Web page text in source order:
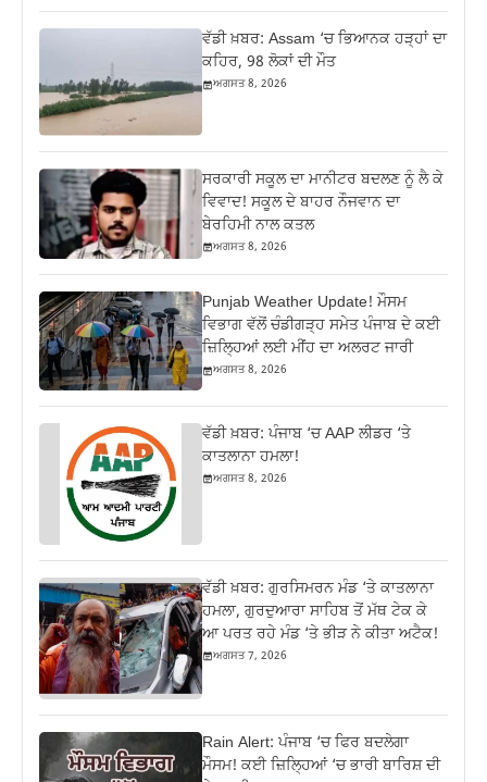
ਵੱਡੀ ਖ਼ਬਰ: Assam ‘ਚ ਭਿਆਨਕ ਹੜ੍ਹਾਂ ਦਾ
ਕਹਿਰ, 98 ਲੋਕਾਂ ਦੀ ਮੌਤ
ਅਗਸਤ 8, 2026
ਸਰਕਾਰੀ ਸਕੂਲ ਦਾ ਮਾਨੀਟਰ ਬਦਲਣ ਨੂੰ ਲੈ ਕੇ
ਵਿਵਾਦ! ਸਕੂਲ ਦੇ ਬਾਹਰ ਨੌਜਵਾਨ ਦਾ
ਬੇਰਹਿਮੀ ਨਾਲ ਕਤਲ
ਅਗਸਤ 8, 2026
Punjab Weather Update! ਮੌਸਮ
ਵਿਭਾਗ ਵੱਲੋਂ ਚੰਡੀਗੜ੍ਹ ਸਮੇਤ ਪੰਜਾਬ ਦੇ ਕਈ
ਜ਼ਿਲ੍ਹਿਆਂ ਲਈ ਮੀਂਹ ਦਾ ਅਲਰਟ ਜਾਰੀ
ਅਗਸਤ 8, 2026
ਵੱਡੀ ਖ਼ਬਰ: ਪੰਜਾਬ ‘ਚ AAP ਲੀਡਰ ‘ਤੇ
ਕਾਤਲਾਨਾ ਹਮਲਾ!
ਅਗਸਤ 8, 2026
ਵੱਡੀ ਖ਼ਬਰ: ਗੁਰਸਿਮਰਨ ਮੰਡ ‘ਤੇ ਕਾਤਲਾਨਾ
ਹਮਲਾ, ਗੁਰਦੁਆਰਾ ਸਾਹਿਬ ਤੋਂ ਮੱਥ ਟੇਕ ਕੇ
ਆ ਪਰਤ ਰਹੇ ਮੰਡ ‘ਤੇ ਭੀੜ ਨੇ ਕੀਤਾ ਅਟੈਕ!
ਅਗਸਤ 7, 2026
Rain Alert: ਪੰਜਾਬ ‘ਚ ਫਿਰ ਬਦਲੇਗਾ
ਮੌਸਮ! ਕਈ ਜ਼ਿਲ੍ਹਿਆਂ ‘ਚ ਭਾਰੀ ਬਾਰਿਸ਼ ਦੀ